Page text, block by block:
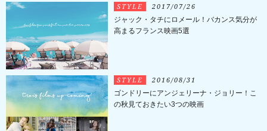
STYLE 2017/07/26
ジャック・タチにロメール！バカンス気分が
高まるフランス映画5選
STYLE 2016/08/31
ゴンドリーにアンジェリーナ・ジョリー！こ
の秋見ておきたい3つの映画